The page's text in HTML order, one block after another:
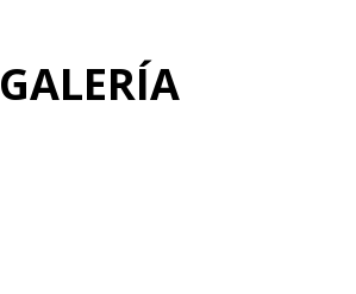
GALERÍA